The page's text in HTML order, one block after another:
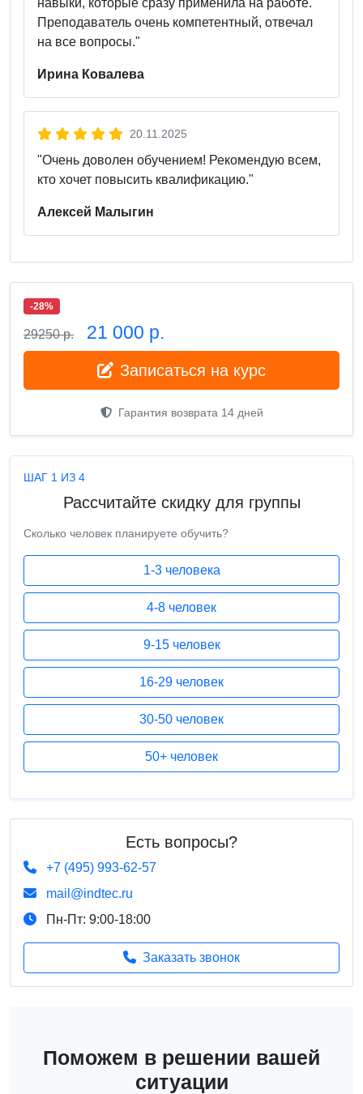
Преподаватель очень компетентный, отвечал
на все вопросы."
Ирина Ковалева
20.11.2025
"Очень доволен обучением! Рекомендую всем,
кто хочет повысить квалификацию."
Алексей Малыгин
-28%
29250 р. 21 000 р.
Записаться на курс
Гарантия возврата 14 дней
ШАГ 1 ИЗ 4
Рассчитайте скидку для группы
Сколько человек планируете обучить?
1-3 человека
4-8 человек
9-15 человек
16-29 человек
30-50 человек
50+ человек
Есть вопросы?
+7 (495) 993-62-57
mail@indtec.ru
Пн-Пт: 9:00-18:00
Заказать звонок
Поможем в решении вашей
ситуации